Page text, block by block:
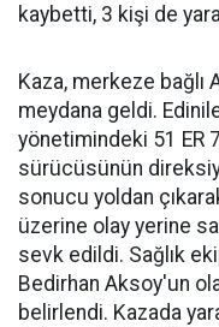
kaybetti, 3 kişi de
Kaza, merkeze bağlı
meydana geldi.
yönetimindeki 51 ER
sürücüsünün
sonucu yoldan
üzerine olay yerine
sevk edildi. Sağlık
Bedirhan Aksoy'un
belirlendi. Kazada